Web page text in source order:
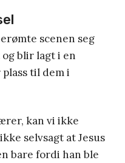
scenen seg
blir lagt i en
til dem i
kan vi ikke
selvsagt at Jesus
bare fordi han ble